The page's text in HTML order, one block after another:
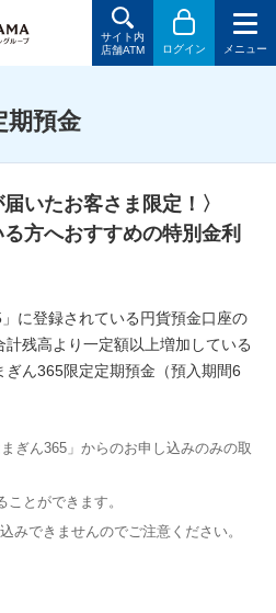
サイト内
店舗ATM
ログイン メニュー
期預金
いたお客さま限定！〉
方へおすすめの特別金利
に登録されている円貨預金口座の
残高より一定額以上増加している
ん365限定定期預金（預入期間6
ぎん365」からのお申し込みのみの取
とができます。
みできませんのでご注意ください。